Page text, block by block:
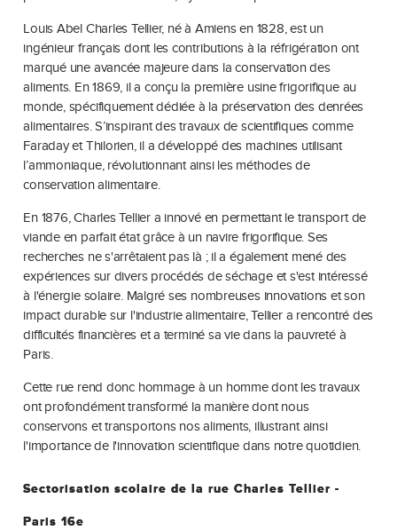
Louis Abel Charles Tellier, né à Amiens en 1828, est un
ingénieur français dont les contributions à la réfrigération ont
marqué une avancée majeure dans la conservation des
aliments. En 1869, il a conçu la première usine frigorifique au
monde, spécifiquement dédiée à la préservation des denrées
alimentaires. S’inspirant des travaux de scientifiques comme
Faraday et Thilorien, il a développé des machines utilisant
l’ammoniaque, révolutionnant ainsi les méthodes de
conservation alimentaire.
En 1876, Charles Tellier a innové en permettant le transport de
viande en parfait état grâce à un navire frigorifique. Ses
recherches ne s'arrêtaient pas là ; il a également mené des
expériences sur divers procédés de séchage et s'est intéressé
à l'énergie solaire. Malgré ses nombreuses innovations et son
impact durable sur l'industrie alimentaire, Tellier a rencontré des
difficultés financières et a terminé sa vie dans la pauvreté à
Paris.
Cette rue rend donc hommage à un homme dont les travaux
ont profondément transformé la manière dont nous
conservons et transportons nos aliments, illustrant ainsi
l'importance de l'innovation scientifique dans notre quotidien.
Sectorisation scolaire de la rue Charles Tellier -
Paris 16e